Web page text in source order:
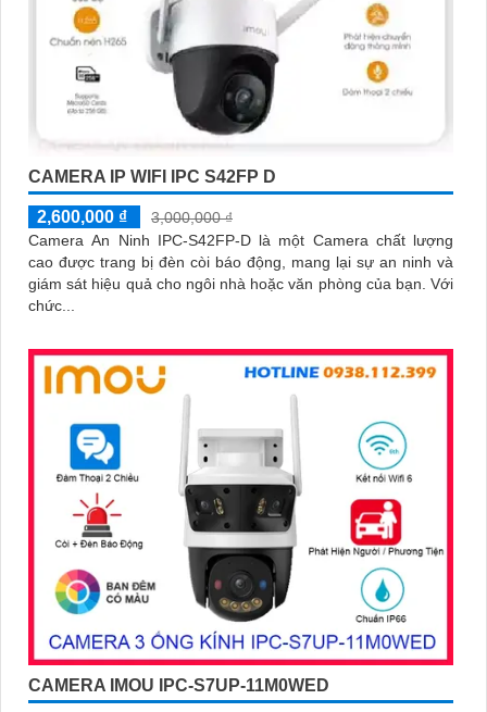
CAMERA IP WIFI IPC S42FP D
2,600,000 ₫
3,000,000 ₫
Camera An Ninh IPC-S42FP-D là một Camera chất lượng
cao được trang bị đèn còi báo động, mang lại sự an ninh và
giám sát hiệu quả cho ngôi nhà hoặc văn phòng của bạn. Với
chức...
CAMERA IMOU IPC-S7UP-11M0WED